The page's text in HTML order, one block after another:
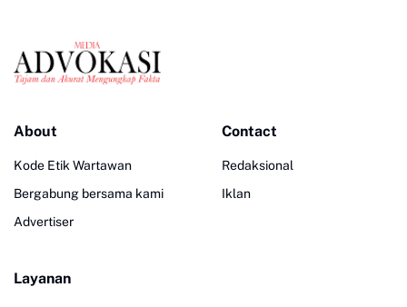
About
Kode Etik Wartawan
Bergabung bersama kami
Advertiser
Contact
Redaksional
Iklan
Layanan